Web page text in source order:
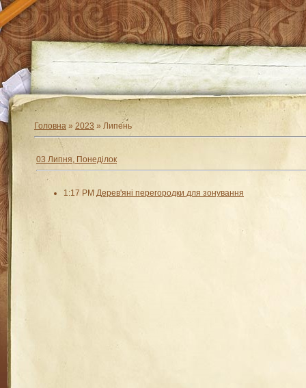
Головна » 2023 » Липень
03 Липня, Понеділок
1:17 PM Дерев'яні перегородки для зонування